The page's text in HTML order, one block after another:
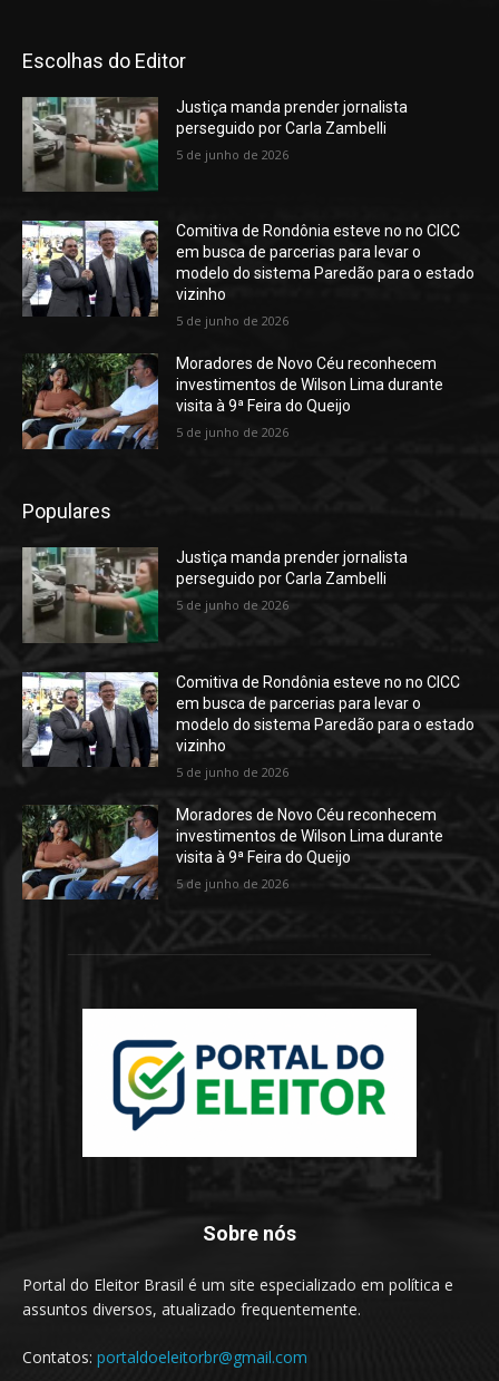
Escolhas do Editor
Justiça manda prender jornalista
perseguido por Carla Zambelli
5 de junho de 2026
Comitiva de Rondônia esteve no no CICC
em busca de parcerias para levar o
modelo do sistema Paredão para o estado
vizinho
5 de junho de 2026
Moradores de Novo Céu reconhecem
investimentos de Wilson Lima durante
visita à 9ª Feira do Queijo
5 de junho de 2026
Populares
Justiça manda prender jornalista
perseguido por Carla Zambelli
5 de junho de 2026
Comitiva de Rondônia esteve no no CICC
em busca de parcerias para levar o
modelo do sistema Paredão para o estado
vizinho
5 de junho de 2026
Moradores de Novo Céu reconhecem
investimentos de Wilson Lima durante
visita à 9ª Feira do Queijo
5 de junho de 2026
Sobre nós
Portal do Eleitor Brasil é um site especializado em política e
assuntos diversos, atualizado frequentemente.
Contatos: portaldoeleitorbr@gmail.com